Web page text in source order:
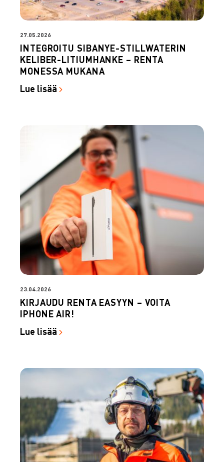
27.05.2026
INTEGROITU SIBANYE-STILLWATERIN
KELIBER-LITIUMHANKE – RENTA
MONESSA MUKANA
Lue lisää
23.04.2026
KIRJAUDU RENTA EASYYN – VOITA
IPHONE AIR!
Lue lisää